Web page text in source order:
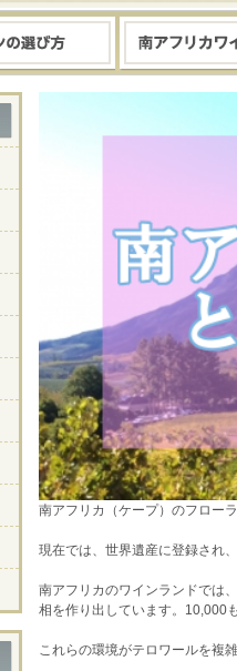
南アフリカ（ケープ）のフロー
現在では、世界遺産に登録され
南アフリカのワインランドでは
相を作り出しています。10,000
これらの環境がテロワールを複